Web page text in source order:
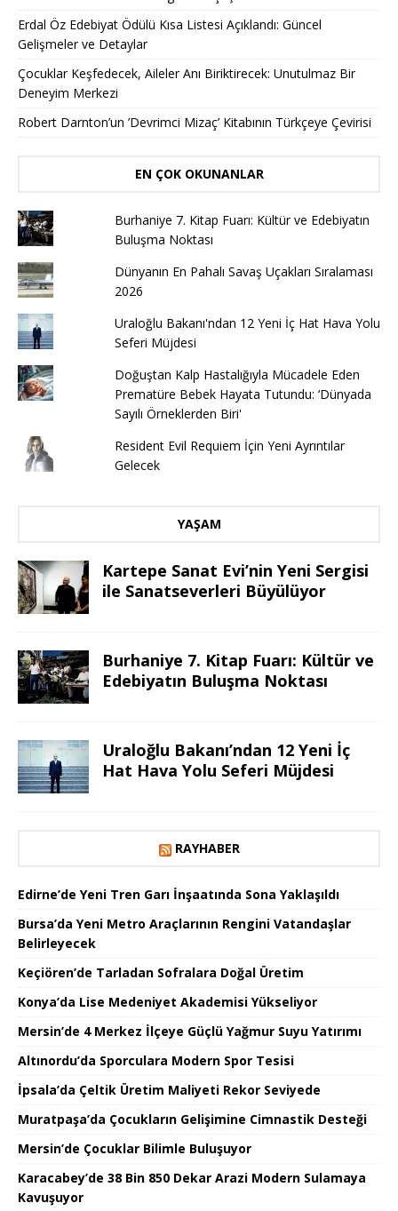
Erdal Öz Edebiyat Ödülü Kısa Listesi Açıklandı: Güncel
Gelişmeler ve Detaylar
Çocuklar Keşfedecek, Aileler Anı Biriktirecek: Unutulmaz Bir
Deneyim Merkezi
Robert Darnton’un ’Devrimci Mizaç’ Kitabının Türkçeye Çevirisi
EN ÇOK OKUNANLAR
Burhaniye 7. Kitap Fuarı: Kültür ve Edebiyatın
Buluşma Noktası
Dünyanın En Pahalı Savaş Uçakları Sıralaması
2026
Uraloğlu Bakanı'ndan 12 Yeni İç Hat Hava Yolu
Seferi Müjdesi
Doğuştan Kalp Hastalığıyla Mücadele Eden
Prematüre Bebek Hayata Tutundu: ‘Dünyada
Sayılı Örneklerden Biri'
Resident Evil Requiem İçin Yeni Ayrıntılar
Gelecek
YAŞAM
Kartepe Sanat Evi’nin Yeni Sergisi
ile Sanatseverleri Büyülüyor
Burhaniye 7. Kitap Fuarı: Kültür ve
Edebiyatın Buluşma Noktası
Uraloğlu Bakanı’ndan 12 Yeni İç
Hat Hava Yolu Seferi Müjdesi
RAYHABER
Edirne’de Yeni Tren Garı İnşaatında Sona Yaklaşıldı
Bursa’da Yeni Metro Araçlarının Rengini Vatandaşlar
Belirleyecek
Keçiören’de Tarladan Sofralara Doğal Üretim
Konya’da Lise Medeniyet Akademisi Yükseliyor
Mersin’de 4 Merkez İlçeye Güçlü Yağmur Suyu Yatırımı
Altınordu’da Sporculara Modern Spor Tesisi
İpsala’da Çeltik Üretim Maliyeti Rekor Seviyede
Muratpaşa’da Çocukların Gelişimine Cimnastik Desteği
Mersin’de Çocuklar Bilimle Buluşuyor
Karacabey’de 38 Bin 850 Dekar Arazi Modern Sulamaya
Kavuşuyor